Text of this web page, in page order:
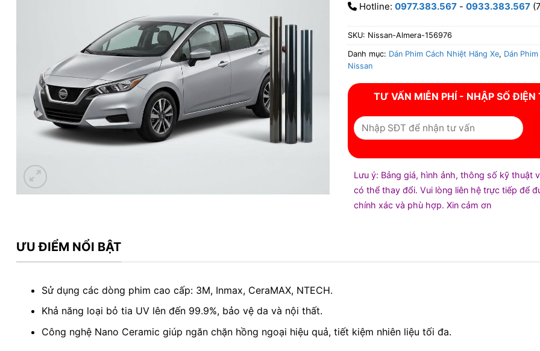
Hotline: 0977.383.567 - 0933.383.567
SKU: Nissan-Almera-156976
Danh mục: Dán Phim Cách Nhiệt Hãng Xe, Dán
Nissan
TƯ VẤN MIỄN PHÍ - NHẬP SỐ ĐIỆN
Lưu ý: Bảng giá, hình ảnh, thông số kỹ thuật
có thể thay đổi. Vui lòng liên hệ trực tiếp để
chính xác và phù hợp. Xin cảm ơn
ƯU ĐIỂM NỔI BẬT
Sử dụng các dòng phim cao cấp: 3M, Inmax, CeraMAX, NTECH.
Khả năng loại bỏ tia UV lên đến 99.9%, bảo vệ da và nội thất.
Công nghệ Nano Ceramic giúp ngăn chặn hồng ngoại hiệu quả, tiết kiệm nhiên liệu tối đa.